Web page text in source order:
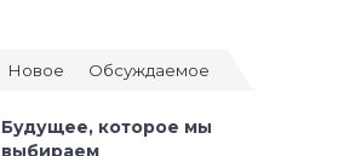
Новое Обсуждаемое
Будущее, которое мы
выбираем